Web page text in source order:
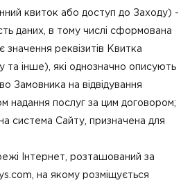
квиток або доступ до Заходу) -
даних, в тому числі сформована
реквізитів Квитка
та інше), які однозначно описують
Замовника на відвідування
надання послуг за цим договором;
система Сайту, призначена для
Інтернет, розташований за
на якому розміщується